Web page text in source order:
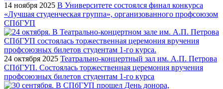
14 ноября 2025 В Университете состоялся финал конкурса
«Лучшая студенческая группа», организованного профсоюзом
СПбГУП
24 октября 2025 Театрально-концертный зал им. А.П. Петрова
СПбГУП. Состоялась торжественная церемония вручения
профсоюзных билетов студентам 1-го курса